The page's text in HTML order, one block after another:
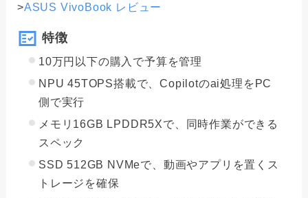
>ASUS VivoBook レビュー
特徴
10万円以下の購入で予算を管理
NPU 45TOPS搭載で、Copilotのai処理をPC
側で実行
メモリ16GB LPDDR5Xで、同時作業ができる
スペック
SSD 512GB NVMeで、動画やアプリを置くス
トレージを確保